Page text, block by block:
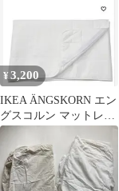
¥3,200
IKEA ÄNGSKORN エン
グスコルン マットレス
プロテクター